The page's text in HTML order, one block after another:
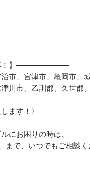
！】———————
市、宮津市、亀岡市、
川市、乙訓郡、久世郡
ます！〉
にお困りの時は、
まで、いつでもご相談く